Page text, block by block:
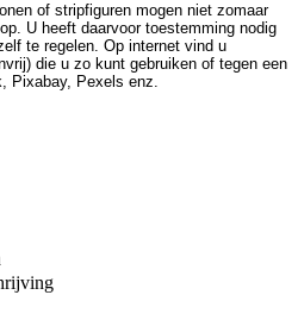
of stripfiguren mogen niet zomaar
U heeft daarvoor toestemming nodig
te regelen. Op internet vind u
die u zo kunt gebruiken of tegen een
Pixabay, Pexels enz.